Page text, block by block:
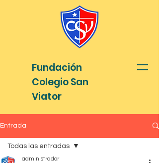
Fundación
Colegio San
Viator
Entrada
Todas las entradas
administrador